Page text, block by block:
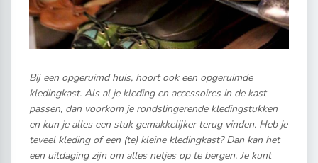
Bij een opgeruimd huis, hoort ook een opgeruimde
kledingkast. Als al je kleding en accessoires in de kast
passen, dan voorkom je rondslingerende kledingstukken
en kun je alles een stuk gemakkelijker terug vinden. Heb je
teveel kleding of een (te) kleine kledingkast? Dan kan het
een uitdaging zijn om alles netjes op te bergen. Je kunt